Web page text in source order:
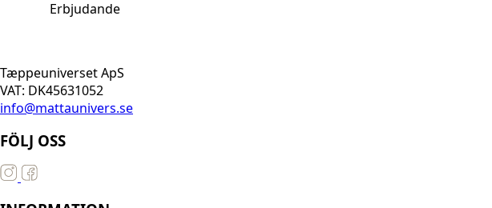
Erbjudande
Tæppeuniverset ApS
VAT: DK45631052
info@mattaunivers.se
FÖLJ OSS